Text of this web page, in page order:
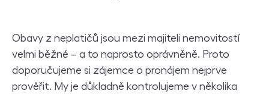
Obavy z neplatičů jsou mezi majiteli nemovitostí
velmi běžné – a to naprosto oprávněně. Proto
doporučujeme si zájemce o pronájem nejprve
prověřit. My je důkladně kontrolujeme v několika